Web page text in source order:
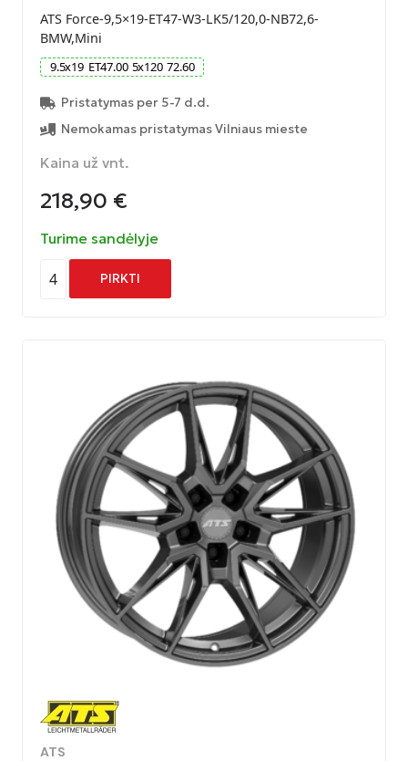
ATS Force-9,5×19-ET47-W3-LK5/120,0-NB72,6-
BMW,Mini
9.5x19 ET47.00 5x120 72.60
Pristatymas per 5-7 d.d.
Nemokamas pristatymas Vilniaus mieste
Kaina už vnt.
218,90 €
Turime sandėlyje
4 PIRKTI
ATS